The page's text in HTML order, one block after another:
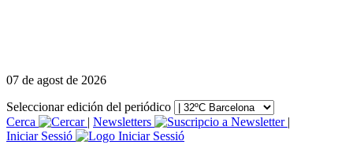
07 de agost de 2026
Seleccionar edición del periódico
Cerca
| Newsletters
|
Iniciar Sessió